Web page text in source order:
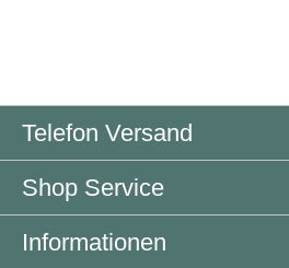
Telefon Versand
Shop Service
Informationen